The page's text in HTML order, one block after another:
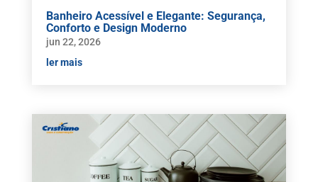
Banheiro Acessível e Elegante: Segurança,
Conforto e Design Moderno
jun 22, 2026
ler mais